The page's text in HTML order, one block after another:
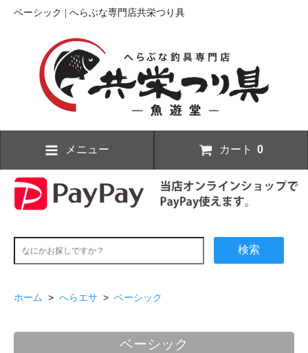
ベーシック | へらぶな専門店共栄つり具
メニュー カート 0
検索
ホーム > へらエサ > ベーシック
ベーシック